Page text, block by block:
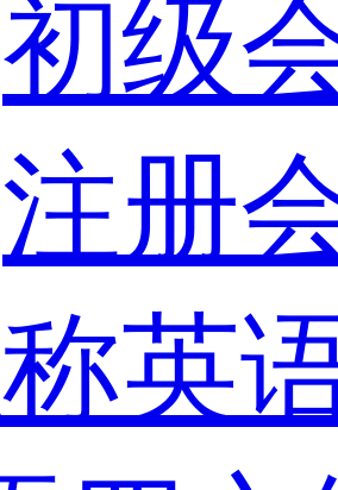
初级
注册
英